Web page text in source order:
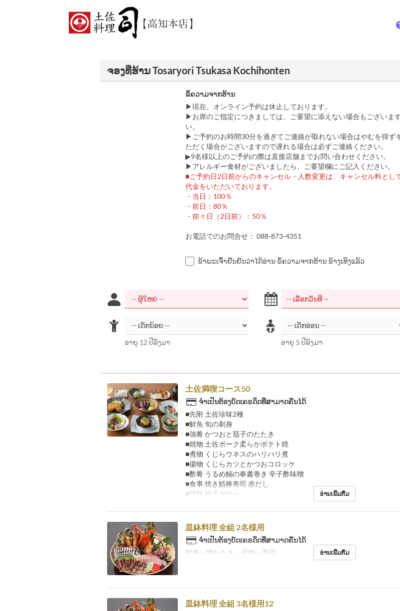
ຈອງທີ່ຮ້ານ Tosaryori Tsukasa Kochihonten
ຂໍ້ຄວາມຈາກຮ້ານ
▶現在、オンライン予約は休止しております。
▶お席のご指定につきましては、ご要望に添えない場合もございま
い。
▶ご予約のお時間30分を過ぎてご連絡が取れない場合はやむを得ず
ただく場合がございますので遅れる場合は必ずご連絡ください。
▶9名様以上のご予約の際は直接店舗までお問い合わせください。
▶︎アレルギー食材がございましたら、ご要望欄にご記入ください。
■ご予約日2日前からのキャンセル・人数変更は、キャンセル料とし
代金をいただいております。
・当日：100％
・前日：80％
・前々日（2日前）：50％
お電話でのお問合せ： 088-873-4351
ຂ້າພະເຈົ້າຢືນຢັນວ່າໄດ້ອ່ານ ຂໍ້ຄວາມຈາກຮ້ານ ຂ້າງເທິງແລ້ວ
ອາຍຸ 12 ປີລົງມາ ອາຍຸ 5 ປີລົງມາ
土佐満喫コース50
ຈຳເປັນຕ້ອງບັດເຄຣດິດທີ່ສາມາດຄືນໄດ້
■先附 土佐珍味2種
■鮮魚 旬の刺身
■強肴 かつおと茄子のたたき
■焼物 土佐ポーク柔らかポテト焼
■煮物 くじらウネスのハリハリ煮
■揚物 くじらカツとかつおコロッケ
■酢肴 うるめ鰯の奉書巻き 辛子酢味噌
■食事 焼き鯖棒寿司 赤だし
■甘物 柚子ゼリー
ອ່ານເພີ່ມຕື່ມ
皿鉢料理 全組 2名様用
ຈຳເປັນຕ້ອງບັດເຄຣດິດທີ່ສາມາດຄືນໄດ້
刺身・鰹たたき・組物・寿司
ອ່ານເພີ່ມຕື່ມ
皿鉢料理 全組 3名様用12